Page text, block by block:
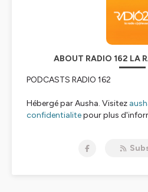
ABOUT RADIO 162 LA
PODCASTS RADIO 162
Hébergé par Ausha. Visitez
confidentialitepour plus